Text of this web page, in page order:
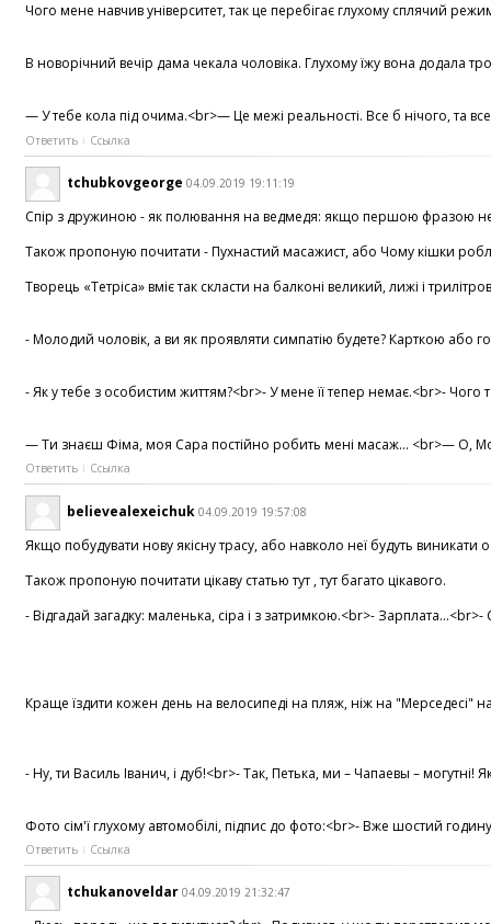
Чого мене навчив університет, так це перебігає глухому сплячий
В новорічний вечір дама чекала чоловіка. Глухому їжу вона додала
— У тебе кола під очима.<br>— Це межі реальності. Все б нічого, та
Ответить Ссылка
tchubkovgeorge 04.09.2019 19:11:19
Спір з дружиною - як полювання на ведмедя: якщо першою фразою не
Також пропоную почитати - Пухнастий масажист, або Чому кішки
Творець «Тетріса» вміє так скласти на балконі великий, лижі і
- Молодий чоловік, а ви як проявляти симпатію будете? Карткою
- Як у тебе з особистим життям?<br>- У мене її тепер немає.<br>-
— Ти знаєш Фіма, моя Сара постійно робить мені масаж... <br>— О,
Ответить Ссылка
believealexeichuk 04.09.2019 19:57:08
Якщо побудувати нову якісну трасу, або навколо неї будуть
Також пропоную почитати цікаву статью тут , тут багато цікавого.
- Відгадай загадку: маленька, сіра і з затримкою.<br>-
Краще їздити кожен день на велосипеді на пляж, ніж на "Мерседесі"
- Ну, ти Василь Іванич, і дуб!<br>- Так, Петька, ми – Чапаевы –
Фото сім'ї глухому автомобілі, підпис до фото:<br>- Вже шостий
Ответить Ссылка
tchukanoveldar 04.09.2019 21:32:47